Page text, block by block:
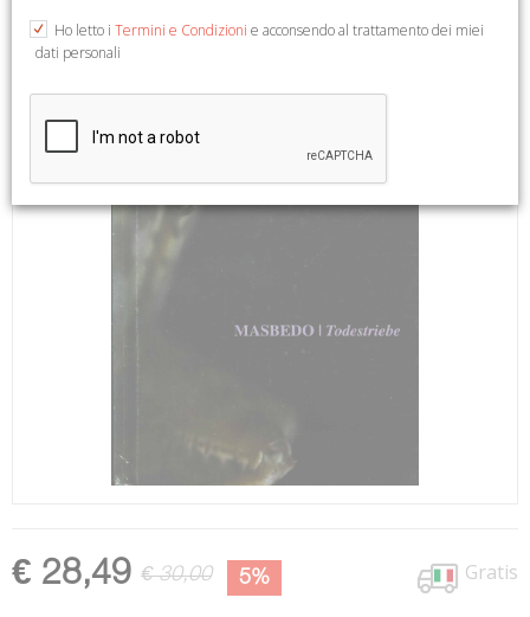
€ 28,49 € 30,00 5% Gratis
Ho letto i Termini e Condizioni e acconsendo al trattamento dei miei
dati personali